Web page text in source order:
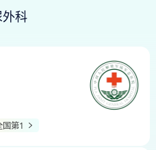
科
国第1